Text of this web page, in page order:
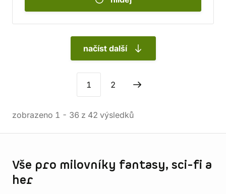
načíst další
1 2
zobrazeno 1 - 36 z 42 výsledků
Vše pro milovníky fantasy, sci-fi a
her